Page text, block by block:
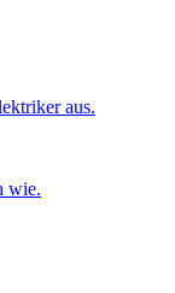
aus.
wie.